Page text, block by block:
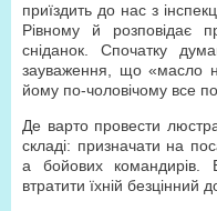
приїздить до нас з
Рівному й розповідає
сніданок. Спочатку
зауваження, що «масло
йому по-чоловічому все
Де варто провести
складі: призначати на
а бойових
втратити їхній безцінний